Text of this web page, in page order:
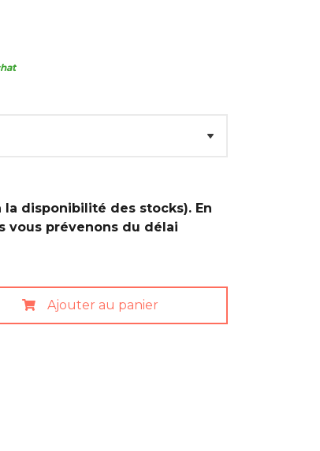
disponibilité des stocks). En
vous prévenons du délai
Ajouter au panier